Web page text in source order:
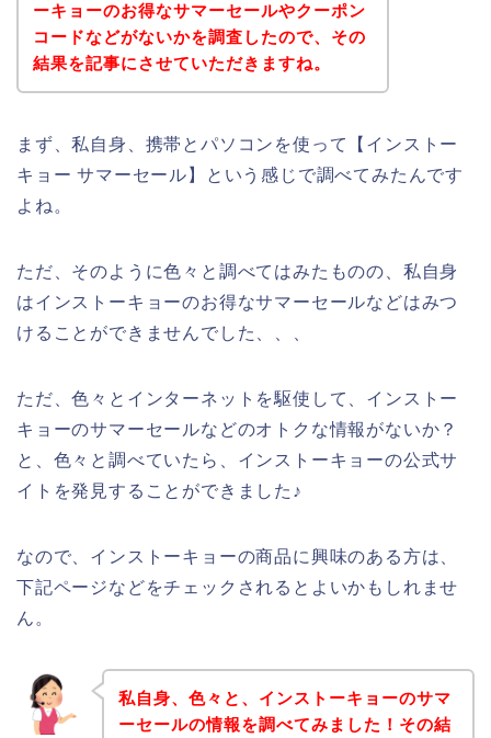
ーキョーのお得なサマーセールやクーポン
コードなどがないかを調査したので、その
結果を記事にさせていただきますね。
まず、私自身、携帯とパソコンを使って【インストー
キョー サマーセール】という感じで調べてみたんです
よね。
ただ、そのように色々と調べてはみたものの、私自身
はインストーキョーのお得なサマーセールなどはみつ
けることができませんでした、、、
ただ、色々とインターネットを駆使して、インストー
キョーのサマーセールなどのオトクな情報がないか？
と、色々と調べていたら、インストーキョーの公式サ
イトを発見することができました♪
なので、インストーキョーの商品に興味のある方は、
下記ページなどをチェックされるとよいかもしれませ
ん。
私自身、色々と、インストーキョーのサマ
ーセールの情報を調べてみました！その結